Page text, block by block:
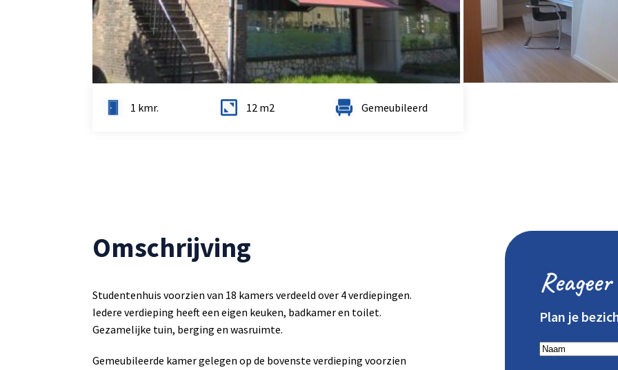
1 kmr. 12 m2 Gemeubileerd
Omschrijving
Studentenhuis voorzien van 18 kamers verdeeld over 4 verdiepingen.
Iedere verdieping heeft een eigen keuken, badkamer en toilet.
Gezamelijke tuin, berging en wasruimte.
Gemeubileerde kamer gelegen op de bovenste verdieping voorzien
Plan je
Naam